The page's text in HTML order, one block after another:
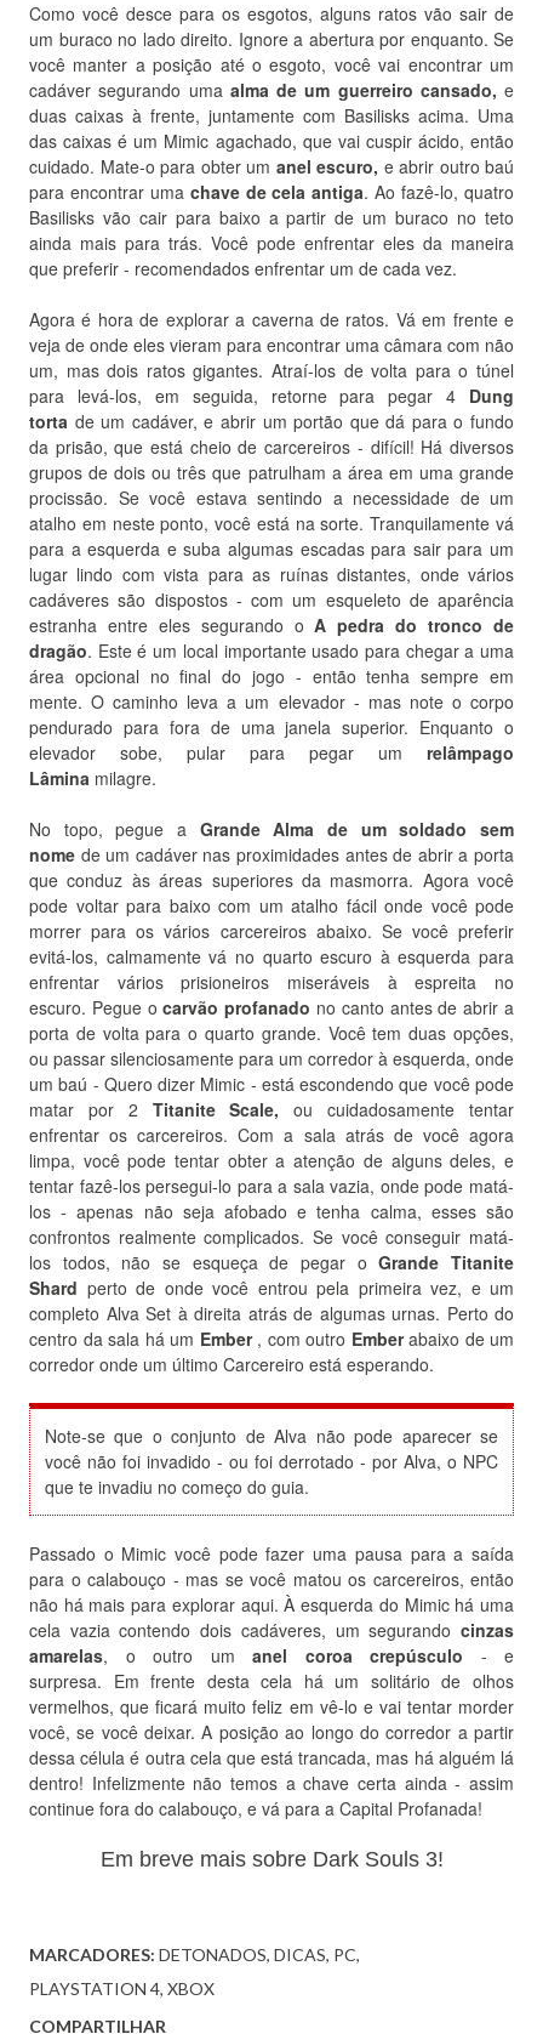
Como você desce para os esgotos, alguns ratos vão sair de
um buraco no lado direito. Ignore a abertura por enquanto. Se
você manter a posição até o esgoto, você vai encontrar um
cadáver segurando uma alma de um guerreiro cansado, e
duas caixas à frente, juntamente com Basilisks acima. Uma
das caixas é um Mimic agachado, que vai cuspir ácido, então
cuidado. Mate-o para obter um anel escuro, e abrir outro baú
para encontrar uma chave de cela antiga. Ao fazê-lo, quatro
Basilisks vão cair para baixo a partir de um buraco no teto
ainda mais para trás. Você pode enfrentar eles da maneira
que preferir - recomendados enfrentar um de cada vez.
Agora é hora de explorar a caverna de ratos. Vá em frente e
veja de onde eles vieram para encontrar uma câmara com não
um, mas dois ratos gigantes. Atraí-los de volta para o túnel
para levá-los, em seguida, retorne para pegar 4 Dung
torta de um cadáver, e abrir um portão que dá para o fundo
da prisão, que está cheio de carcereiros - difícil! Há diversos
grupos de dois ou três que patrulham a área em uma grande
procissão. Se você estava sentindo a necessidade de um
atalho em neste ponto, você está na sorte. Tranquilamente vá
para a esquerda e suba algumas escadas para sair para um
lugar lindo com vista para as ruínas distantes, onde vários
cadáveres são dispostos - com um esqueleto de aparência
estranha entre eles segurando oA pedra do tronco de
dragão. Este é um local importante usado para chegar a uma
área opcional no final do jogo - então tenha sempre em
mente. O caminho leva a um elevador - mas note o corpo
pendurado para fora de uma janela superior. Enquanto o
elevador sobe, pular para pegar um relâmpago
Lâmina milagre.
No topo, pegue a Grande Alma de um soldado sem
nome de um cadáver nas proximidades antes de abrir a porta
que conduz às áreas superiores da masmorra. Agora você
pode voltar para baixo com um atalho fácil onde você pode
morrer para os vários carcereiros abaixo. Se você preferir
evitá-los, calmamente vá no quarto escuro à esquerda para
enfrentar vários prisioneiros miseráveis ​​à espreita no
escuro. Pegue ocarvão profanado no canto antes de abrir a
porta de volta para o quarto grande. Você tem duas opções,
ou passar silenciosamente para um corredor à esquerda, onde
um baú - Quero dizer Mimic - está escondendo que você pode
matar por 2 Titanite Scale, ou cuidadosamente tentar
enfrentar os carcereiros. Com a sala atrás de você agora
limpa, você pode tentar obter a atenção de alguns deles, e
tentar fazê-los persegui-lo para a sala vazia, onde pode matá-
los - apenas não seja afobado e tenha calma, esses são
confrontos realmente complicados. Se você conseguir matá-
los todos, não se esqueça de pegar oGrande Titanite
Shard perto de onde você entrou pela primeira vez, e um
completo Alva Set à direita atrás de algumas urnas. Perto do
centro da sala há um Ember, com outro Emberabaixo de um
corredor onde um último Carcereiro está esperando.
Note-se que o conjunto de Alva não pode aparecer se
você não foi invadido - ou foi derrotado - por Alva, o NPC
que te invadiu no começo do guia.
Passado o Mimic você pode fazer uma pausa para a saída
para o calabouço - mas se você matou os carcereiros, então
não há mais para explorar aqui. À esquerda do Mimic há uma
cela vazia contendo dois cadáveres, um segurando cinzas
amarelas, o outro um anel coroa crepúsculo - e
surpresa. Em frente desta cela há um solitário de olhos
vermelhos, que ficará muito feliz em vê-lo e vai tentar morder
você, se você deixar. A posição ao longo do corredor a partir
dessa célula é outra cela que está trancada, mas há alguém lá
dentro! Infelizmente não temos a chave certa ainda - assim
continue fora do calabouço, e vá para a Capital Profanada!
Em breve mais sobre Dark Souls 3!
MARCADORES: DETONADOS DICAS PC
PLAYSTATION 4 XBOX
COMPARTILHAR